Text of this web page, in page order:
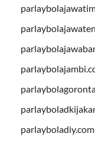
parlayboladiy.com